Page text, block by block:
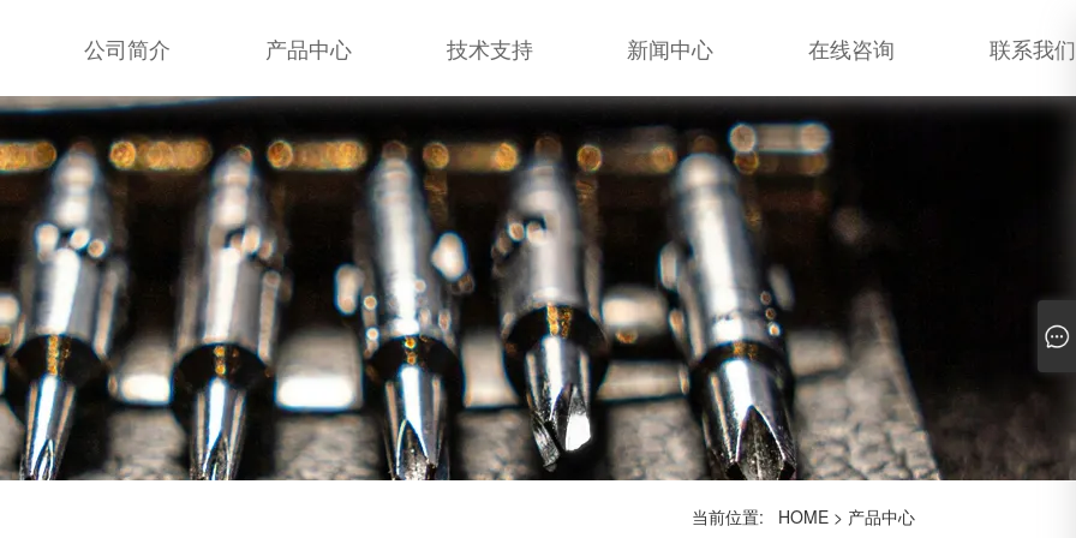
公司简介 产品中心 技术支持 新闻中心 在线咨询 联系我们
当前位置: HOME> 产品中心